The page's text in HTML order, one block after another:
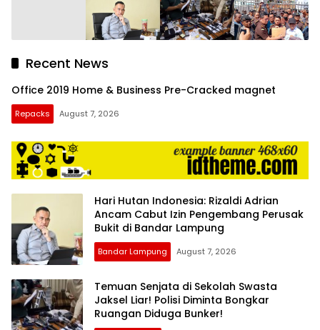
Recent News
Office 2019 Home & Business Pre-Cracked magnet
Repacks August 7, 2026
Hari Hutan Indonesia: Rizaldi Adrian
Ancam Cabut Izin Pengembang Perusak
Bukit di Bandar Lampung
Bandar Lampung August 7, 2026
Temuan Senjata di Sekolah Swasta
Jaksel Liar! Polisi Diminta Bongkar
Ruangan Diduga Bunker!